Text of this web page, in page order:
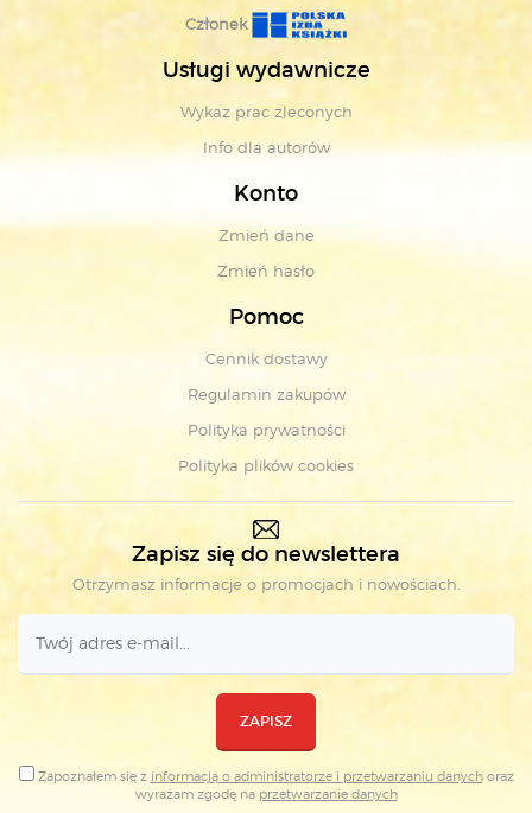
Członek
Usługi wydawnicze
Wykaz prac zleconych
Info dla autorów
Konto
Zmień dane
Zmień hasło
Pomoc
Cennik dostawy
Regulamin zakupów
Polityka prywatności
Polityka plików cookies
Zapisz się do newslettera
Otrzymasz informacje o promocjach i nowościach.
ZAPISZ
Zapoznałem się z informacją o administratorze i przetwarzaniu danychoraz
wyrażam zgodę na przetwarzanie danych